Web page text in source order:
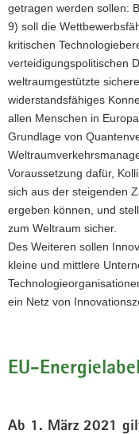
getragen werden sollen:
9) soll die
kritischen
verteidigungspolitischen
weltraumgestützte
widerstandsfähiges
allen Menschen in
Grundlage von
Voraussetzung dafür,
sich aus der steigenden
ergeben können, und
zum Weltraum sicher.
Des Weiteren sollen
kleine und mittlere
ein Netz von
EU-Energielabel
Ab 1. März 2021